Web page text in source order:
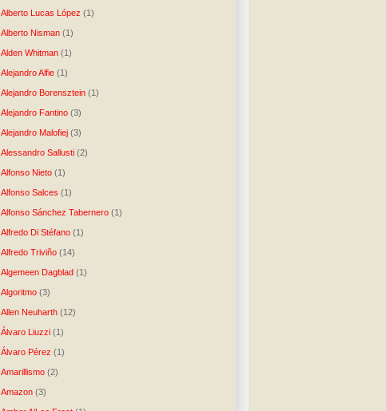
Alberto Lucas López (1)
Alberto Nisman (1)
Alden Whitman (1)
Alejandro Alfie (1)
Alejandro Borensztein (1)
Alejandro Fantino (3)
Alejandro Malofiej (3)
Alessandro Sallusti (2)
Alfonso Nieto (1)
Alfonso Salces (1)
Alfonso Sánchez Tabernero (1)
Alfredo Di Stéfano (1)
Alfredo Triviño (14)
Algemeen Dagblad (1)
Algoritmo (3)
Allen Neuharth (12)
Álvaro Liuzzi (1)
Álvaro Pérez (1)
Amarillismo (2)
Amazon (3)